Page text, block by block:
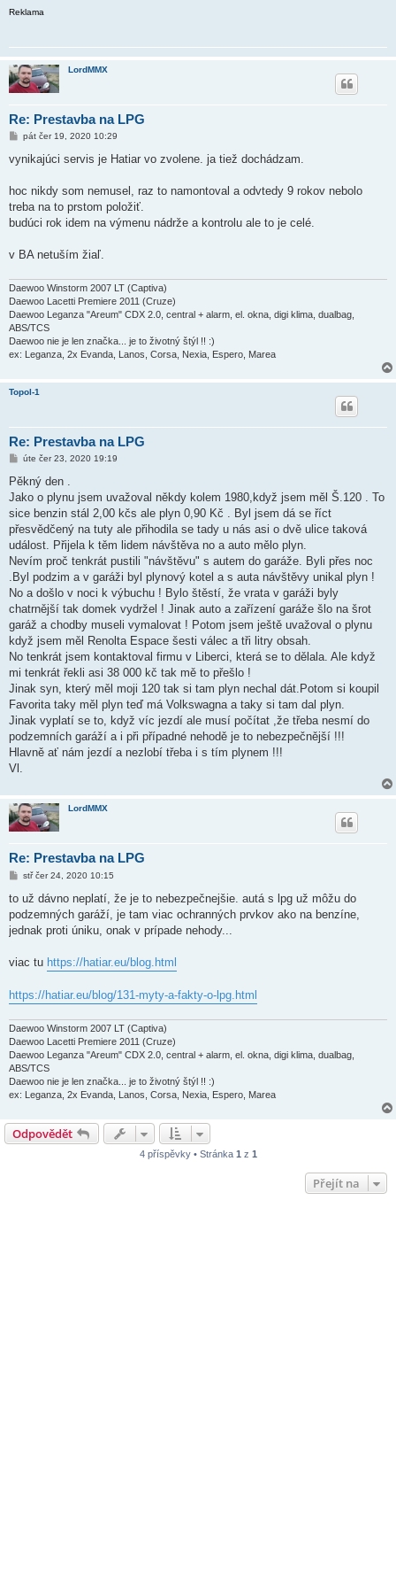
Reklama
LordMMX
Re: Prestavba na LPG
P
í
ě
e
k
pát čer 19, 2020 10:29
vynikajúci servis je Hatiar vo zvolene. ja tiež dochádzam.
hoc nikdy som nemusel, raz to namontoval a odvtedy 9 rokov nebolo
treba na to prstom položiť.
budúci rok idem na výmenu nádrže a kontrolu ale to je celé.
v BA netuším žiaľ.
Daewoo Winstorm 2007 LT (Captiva)
Daewoo Lacetti Premiere 2011 (Cruze)
Daewoo Leganza "Areum" CDX 2.0, central + alarm, el. okna, digi klima, dualbag,
ABS/TCS
Daewoo nie je len značka... je to životný štýl !! :)
ex: Leganza, 2x Evanda, Lanos, Corsa, Nexia, Espero, Marea
Topol-1
Re: Prestavba na LPG
P
í
p
ě
e
k
úte čer 23, 2020 19:19
Pěkný den .
Jako o plynu jsem uvažoval někdy kolem 1980,když jsem měl Š.120 . To
sice benzin stál 2,00 kčs ale plyn 0,90 Kč . Byl jsem dá se říct
přesvědčený na tuty ale přihodila se tady u nás asi o dvě ulice taková
událost. Přijela k těm lidem návštěva no a auto mělo plyn.
Nevím proč tenkrát pustili "návštěvu" s autem do garáže. Byli přes noc
.Byl podzim a v garáži byl plynový kotel a s auta návštěvy unikal plyn !
No a došlo v noci k výbuchu ! Bylo štěstí, že vrata v garáži byly
chatrnější tak domek vydržel ! Jinak auto a zařízení garáže šlo na šrot
garáž a chodby museli vymalovat ! Potom jsem ještě uvažoval o plynu
když jsem měl Renolta Espace šesti válec a tři litry obsah.
No tenkrát jsem kontaktoval firmu v Liberci, která se to dělala. Ale když
mi tenkrát řekli asi 38 000 kč tak mě to přešlo !
Jinak syn, který měl moji 120 tak si tam plyn nechal dát.Potom si koupil
Favorita taky měl plyn teď má Volkswagna a taky si tam dal plyn.
Jinak vyplatí se to, když víc jezdí ale musí počítat ,že třeba nesmí do
podzemních garáží a i při případné nehodě je to nebezpečnější !!!
Hlavně ať nám jezdí a nezlobí třeba i s tím plynem !!!
Vl.
LordMMX
Re: Prestavba na LPG
P
p
ě
k
stř čer 24, 2020 10:15
to už dávno neplatí, že je to nebezpečnejšie. autá s lpg už môžu do
podzemných garáží, je tam viac ochranných prvkov ako na benzíne,
jednak proti úniku, onak v prípade nehody...
viac tu https://hatiar.eu/blog.html
https://hatiar.eu/blog/131-myty-a-fakty-o-lpg.html
Daewoo Winstorm 2007 LT (Captiva)
Daewoo Lacetti Premiere 2011 (Cruze)
Daewoo Leganza "Areum" CDX 2.0, central + alarm, el. okna, digi klima, dualbag,
ABS/TCS
Daewoo nie je len značka... je to životný štýl !! :)
ex: Leganza, 2x Evanda, Lanos, Corsa, Nexia, Espero, Marea
Odpovědět
4 příspěvky • Stránka 1z 1
Přejít na